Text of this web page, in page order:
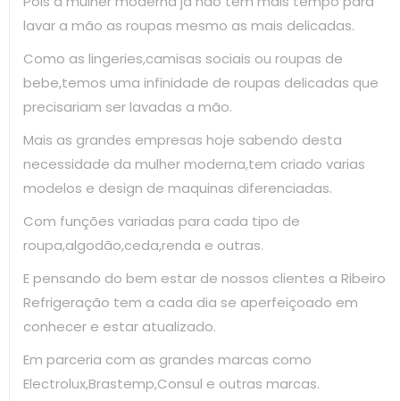
lavar a mão as roupas mesmo as mais delicadas.
Como as lingeries,camisas sociais ou roupas de
bebe,temos uma infinidade de roupas delicadas que
precisariam ser lavadas a mão.
Mais as grandes empresas hoje sabendo desta
necessidade da mulher moderna,tem criado varias
modelos e design de maquinas diferenciadas.
Com funções variadas para cada tipo de
roupa,algodão,ceda,renda e outras.
E pensando do bem estar de nossos clientes a Ribeiro
Refrigeração tem a cada dia se aperfeiçoado em
conhecer e estar atualizado.
Em parceria com as grandes marcas como
Electrolux,Brastemp,Consul e outras marcas.